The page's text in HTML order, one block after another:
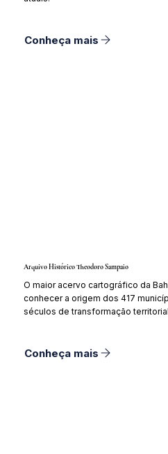
Conheça mais
Arquivo Histórico Theodoro Sampaio
O maior acervo cartográfico da
conhecer a origem dos 417
séculos de transformação
Conheça mais